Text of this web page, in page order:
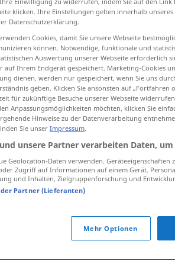
antippen)
klicken. Ihre Einstellungen gelten innerhalb
Datenschutzerklärung.
Cookies, damit Sie unsere Webseite
können. Notwendige, funktionale und
Auswertung unserer Webseite erforderlich
auf Ihrem Endgerät gespeichert. Marketing-Cookies
dienen, werden nur gespeichert, wenn Sie uns
geben. Klicken Sie ansonsten auf
für zukünftige Besuche unserer Webseite
Anpassungsmöglichkeiten möchten, klicken Sie
Hinweise zu der Datenverarbeitung
Sie unser Impressum.
unsere Partner verarbeiten Daten,
Geolocation-Daten verwenden.
Zugriff auf Informationen auf einem Gerät.
und Inhalten, Zielgruppenforschung und
der Partner (Lieferanten)
Mehr Optionen